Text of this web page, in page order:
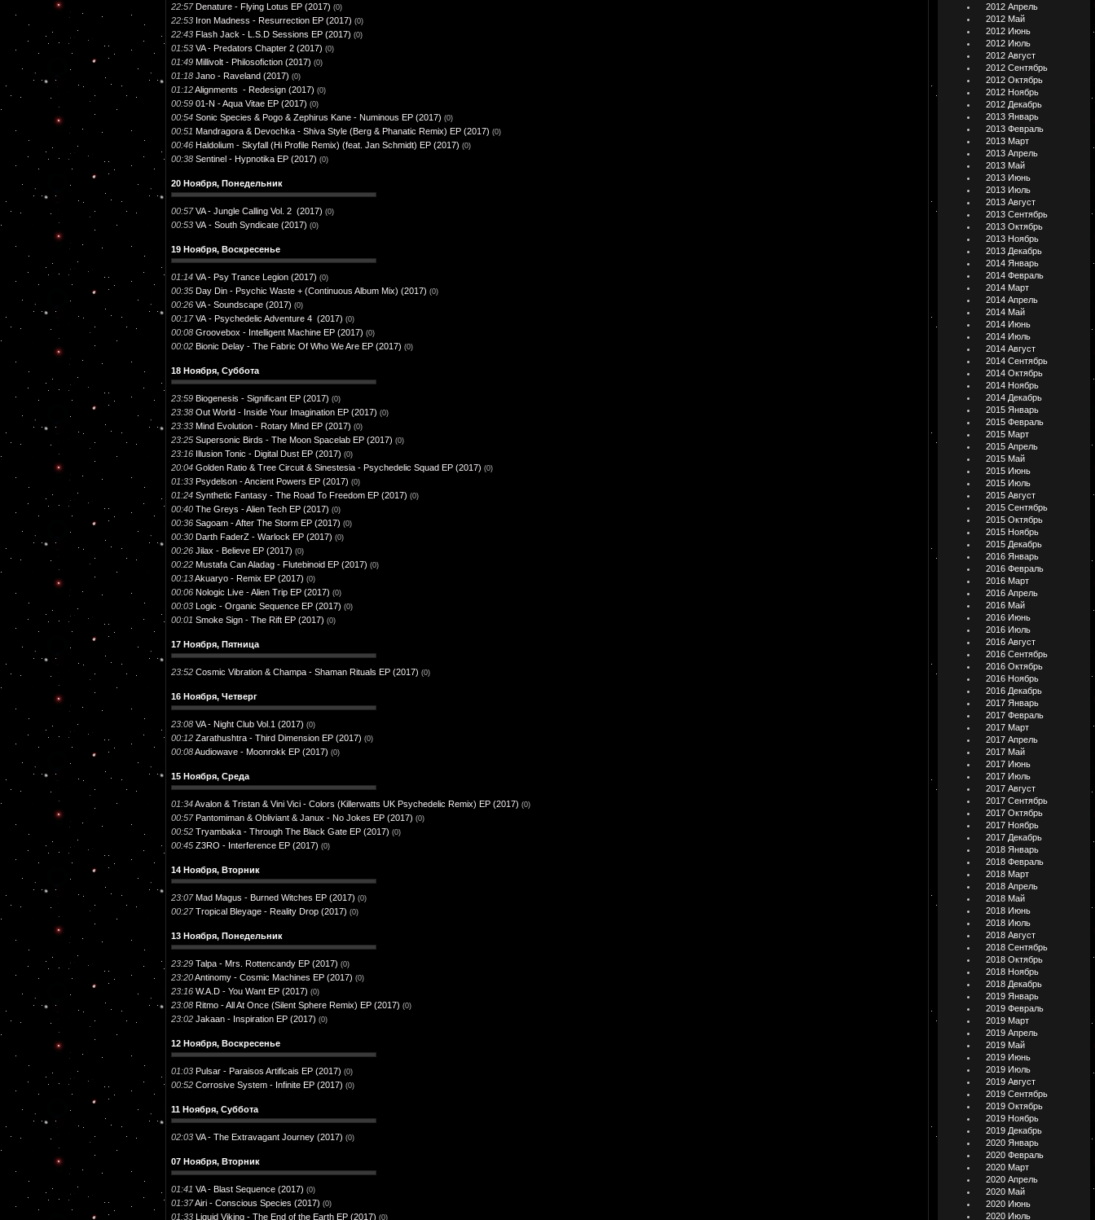
22:57 Denature - Flying Lotus EP (2017) (0)
22:53 Iron Madness - Resurrection EP (2017) (0)
22:43 Flash Jack - L.S.D Sessions EP (2017) (0)
01:53 VA - Predators Chapter 2 (2017) (0)
01:49 Millivolt - Philosofiction (2017) (0)
01:18 Jano - Raveland (2017) (0)
01:12Alignments - Redesign (2017) (0)
00:59 01-N - Aqua Vitae EP (2017) (0)
00:54 Sonic Species & Pogo & Zephirus Kane - Numinous EP (2017) (0)
00:51 Mandragora & Devochka - Shiva Style (Berg & Phanatic Remix) EP (2017) (0)
00:46 Haldolium - Skyfall (Hi Profile Remix) (feat. Jan Schmidt) EP (2017) (0)
00:38 Sentinel - Hypnotika EP (2017) (0)
20 Ноября, Понедельник
00:57 VA - Jungle Calling Vol. 2 (2017) (0)
00:53 VA - South Syndicate (2017) (0)
19 Ноября, Воскресенье
01:14 VA - Psy Trance Legion (2017) (0)
00:35 Day Din - Psychic Waste + (Continuous Album Mix) (2017) (0)
00:26 VA - Soundscape (2017) (0)
00:17 VA - Psychedelic Adventure 4 (2017) (0)
00:08 Groovebox - Intelligent Machine EP (2017) (0)
00:02 Bionic Delay - The Fabric Of Who We Are EP (2017) (0)
18 Ноября, Суббота
23:59 Biogenesis - Significant EP (2017) (0)
23:38 Out World - Inside Your Imagination EP (2017) (0)
23:33 Mind Evolution - Rotary Mind EP (2017) (0)
23:25 Supersonic Birds - The Moon Spacelab EP (2017) (0)
23:16 Illusion Tonic - Digital Dust EP (2017) (0)
20:04 Golden Ratio & Tree Circuit & Sinestesia - Psychedelic Squad EP (2017) (0)
01:33 Psydelson - Ancient Powers EP (2017) (0)
01:24 Synthetic Fantasy - The Road To Freedom EP (2017) (0)
00:40 The Greys - Alien Tech EP (2017) (0)
00:36 Sagoam - After The Storm EP (2017) (0)
00:30 Darth FaderZ - Warlock EP (2017) (0)
00:26 Jilax - Believe EP (2017) (0)
00:22 Mustafa Can Aladag - Flutebinoid EP (2017) (0)
00:13Akuaryo - Remix EP (2017) (0)
00:06 Nologic Live - Alien Trip EP (2017) (0)
00:03 Logic - Organic Sequence EP (2017) (0)
00:01 Smoke Sign - The Rift EP (2017) (0)
17 Ноября, Пятница
23:52 Cosmic Vibration & Champa - Shaman Rituals EP (2017) (0)
16 Ноября, Четверг
23:08 VA - Night Club Vol.1 (2017) (0)
00:12 Zarathushtra - Third Dimension EP (2017) (0)
00:08Audiowave - Moonrokk EP (2017) (0)
15 Ноября, Среда
01:34Avalon & Tristan & Vini Vici - Colors (Killerwatts UK Psychedelic Remix) EP (2017) (0)
00:57 Pantomiman & Obliviant & Janux - No Jokes EP (2017) (0)
00:52 Tryambaka - Through The Black Gate EP (2017) (0)
00:45 Z3RO - Interference EP (2017) (0)
14 Ноября, Вторник
23:07 Mad Magus - Burned Witches EP (2017) (0)
00:27 Tropical Bleyage - Reality Drop (2017) (0)
13 Ноября, Понедельник
23:29 Talpa - Mrs. Rottencandy EP (2017) (0)
23:20Antinomy - Cosmic Machines EP (2017) (0)
23:16 W.A.D - You Want EP (2017) (0)
23:08 Ritmo - All At Once (Silent Sphere Remix) EP (2017) (0)
23:02 Jakaan - Inspiration EP (2017) (0)
12 Ноября, Воскресенье
01:03 Pulsar - Paraisos Artificais EP (2017) (0)
00:52 Corrosive System - Infinite EP (2017) (0)
11 Ноября, Суббота
02:03 VA - The Extravagant Journey (2017) (0)
07 Ноября, Вторник
01:41 VA - Blast Sequence (2017) (0)
01:37Airi - Conscious Species (2017) (0)
01:33 Liquid Viking - The End of the Earth EP (2017) (0)
2012 Апрель
2012 Май
2012 Июнь
2012 Июль
2012 Август
2012 Сентябрь
2012 Октябрь
2012 Ноябрь
2012 Декабрь
2013 Январь
2013 Февраль
2013 Март
2013 Апрель
2013 Май
2013 Июнь
2013 Июль
2013 Август
2013 Сентябрь
2013 Октябрь
2013 Ноябрь
2013 Декабрь
2014 Январь
2014 Февраль
2014 Март
2014 Апрель
2014 Май
2014 Июнь
2014 Июль
2014 Август
2014 Сентябрь
2014 Октябрь
2014 Ноябрь
2014 Декабрь
2015 Январь
2015 Февраль
2015 Март
2015 Апрель
2015 Май
2015 Июнь
2015 Июль
2015 Август
2015 Сентябрь
2015 Октябрь
2015 Ноябрь
2015 Декабрь
2016 Январь
2016 Февраль
2016 Март
2016 Апрель
2016 Май
2016 Июнь
2016 Июль
2016 Август
2016 Сентябрь
2016 Октябрь
2016 Ноябрь
2016 Декабрь
2017 Январь
2017 Февраль
2017 Март
2017 Апрель
2017 Май
2017 Июнь
2017 Июль
2017 Август
2017 Сентябрь
2017 Октябрь
2017 Ноябрь
2017 Декабрь
2018 Январь
2018 Февраль
2018 Март
2018 Апрель
2018 Май
2018 Июнь
2018 Июль
2018 Август
2018 Сентябрь
2018 Октябрь
2018 Ноябрь
2018 Декабрь
2019 Январь
2019 Февраль
2019 Март
2019 Апрель
2019 Май
2019 Июнь
2019 Июль
2019 Август
2019 Сентябрь
2019 Октябрь
2019 Ноябрь
2019 Декабрь
2020 Январь
2020 Февраль
2020 Март
2020 Апрель
2020 Май
2020 Июнь
2020 Июль